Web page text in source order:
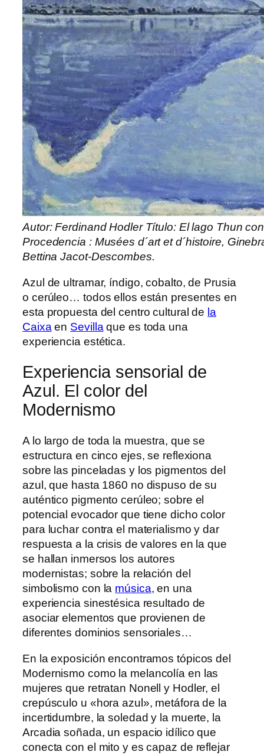
Autor: Ferdinand Hodler Título: El lago Thun
Procedencia : Musées d´art et d´histoire,
Bettina Jacot-Descombes.
Azul de ultramar, índigo, cobalto, de Prusia
o cerúleo… todos ellos están presentes en
esta propuesta del centro cultural de la
Caixa en Sevilla que es toda una
experiencia estética.
Experiencia sensorial de
Azul. El color del
Modernismo
A lo largo de toda la muestra, que se
estructura en cinco ejes, se reflexiona
sobre las pinceladas y los pigmentos del
azul, que hasta 1860 no dispuso de su
auténtico pigmento cerúleo; sobre el
potencial evocador que tiene dicho color
para luchar contra el materialismo y dar
respuesta a la crisis de valores en la que
se hallan inmersos los autores
modernistas; sobre la relación del
simbolismo con la música, en una
experiencia sinestésica resultado de
asociar elementos que provienen de
diferentes dominios sensoriales…
En la exposición encontramos tópicos del
Modernismo como la melancolía en las
mujeres que retratan Nonell y Hodler, el
crepúsculo u «hora azul», metáfora de la
incertidumbre, la soledad y la muerte, la
Arcadia soñada, un espacio idílico que
conecta con el mito y es capaz de reflejar